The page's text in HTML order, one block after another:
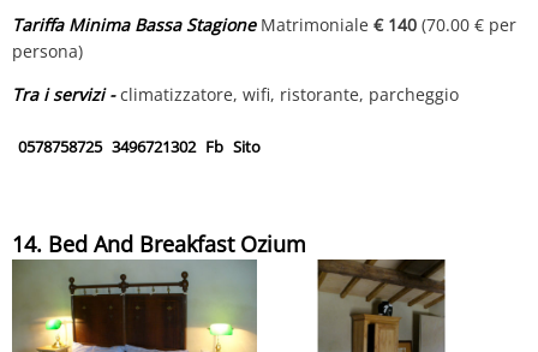
Tariffa Minima Bassa StagioneMatrimoniale € 140 (70.00 € per
persona)
Tra i servizi -climatizzatore, wifi, ristorante, parcheggio
0578758725 3496721302 Fb Sito
14. Bed And Breakfast Ozium